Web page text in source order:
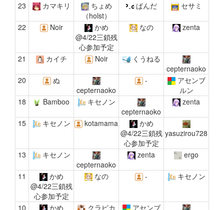
23
カマキリ
ちょめ
（holst）
ぱんだ セサミ
22 Noir
かめ
@4/22三鎖残
心参加予定
なの zenta
21 カイチ Noir
くうねる
cepternaoko
20
ぬ
cepternaoko
-
アセンブ
ルン
18
Bamboo
キセノン
cepternaoko
zenta
15 キセノン kotamama
かめ
@4/22三鎖残
心参加予定
yasuzirou728
13
キセノン
cepternaoko
zenta ergo
11
かめ
@4/22三鎖残
心参加予定
なの - キセノン
10
かめ
クラピカ
アセンブ